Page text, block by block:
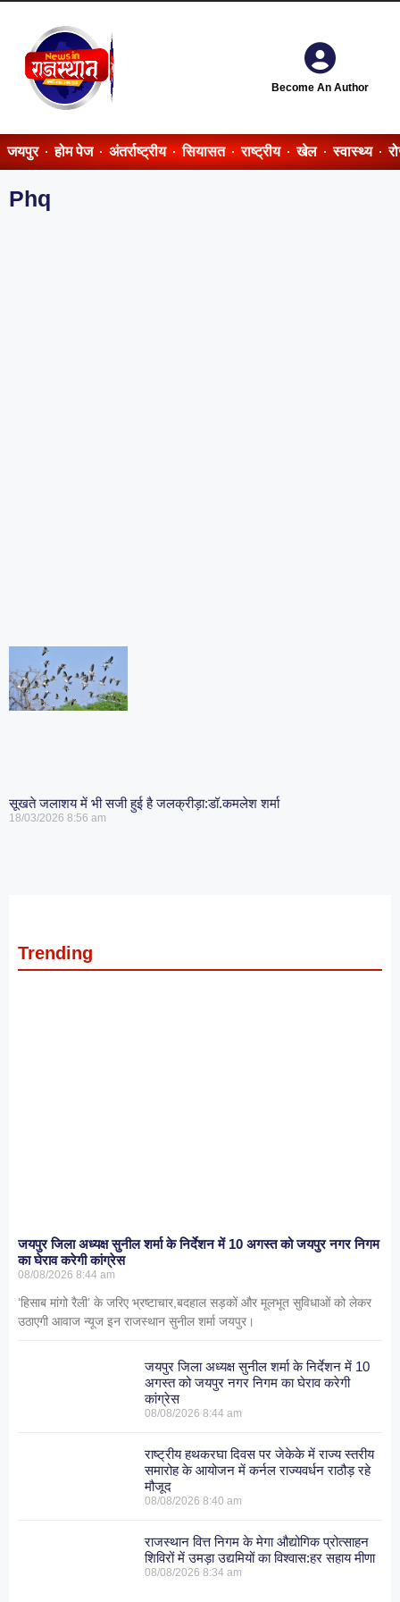
Become An Author
जयपुर होम पेज अंतर्राष्ट्रीय सियासत राष्ट्रीय खेल स्वास्थ्य
Phq
सूखते जलाशय में भी सजी हुई है जलक्रीड़ा:डॉ.कमलेश शर्मा
18/03/2026 8:56 am
Trending
जयपुर जिला अध्यक्ष सुनील शर्मा के निर्देशन में 10 अगस्त को जयपुर नगर निगम
का घेराव करेगी कांग्रेस
08/08/2026 8:44 am
‘हिसाब मांगो रैली’ के जरिए भ्रष्टाचार,बदहाल सड़कों और मूलभूत सुविधाओं को लेकर
उठाएगी आवाज न्यूज इन राजस्थान सुनील शर्मा जयपुर।
जयपुर जिला अध्यक्ष सुनील शर्मा के निर्देशन में 10
अगस्त को जयपुर नगर निगम का घेराव करेगी
कांग्रेस
08/08/20268:44 am
राष्ट्रीय हथकरघा दिवस पर जेकेके में राज्य स्तरीय
समारोह के आयोजन में कर्नल राज्यवर्धन राठौड़ रहे
मौजूद
08/08/20268:40 am
राजस्थान वित्त निगम के मेगा औद्योगिक प्रोत्साहन
शिविरों में उमड़ा उद्यमियों का विश्वास:हर सहाय मीणा
08/08/20268:34 am